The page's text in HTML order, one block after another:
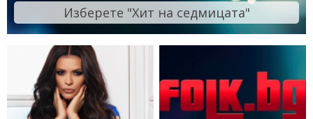
Изберете "Хит на седмицата"